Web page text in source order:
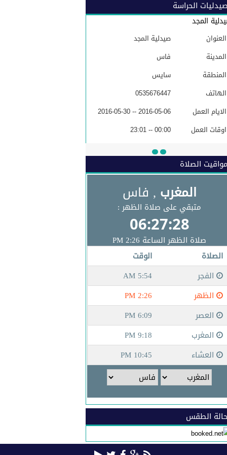
صيدليات الحراسة
المجد
العنوان
صيدلية المجد
المدينة
فاس
المنطقة
سايس
الهاتف
0535676447
الايام العمل
2016-05-06 -- 2016-05-30
اوقات العمل
00:00 -- 23:01
مواقيت الصلاة
حالة الطقس